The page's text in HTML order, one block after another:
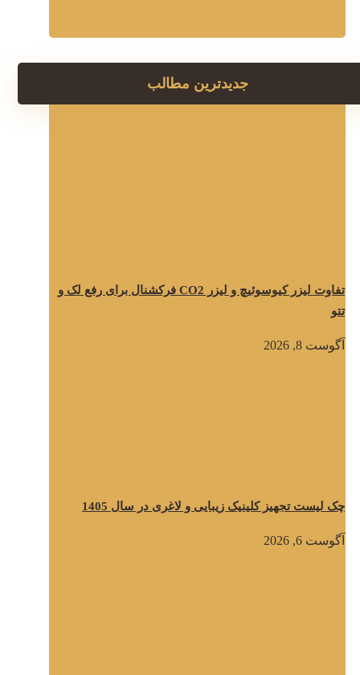
جدیدترین مطالب
تفاوت لیزر کیوسوئیچ و لیزر CO2 فرکشنال برای رفع لک و
تتو
آگوست 8, 2026
چک لیست تجهیز کلینیک زیبایی و لاغری در سال 1405
آگوست 6, 2026